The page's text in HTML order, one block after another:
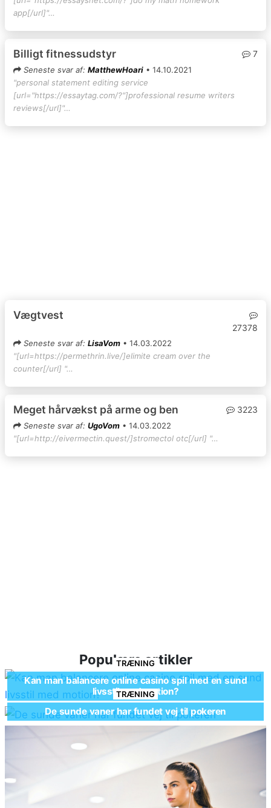
app[/url]"…
Billigt fitnessudstyr 7
Seneste svar af: MatthewHoari • 14.10.2021
"personal statement editing service
[url="https://essaytag.com/?"]professional resume writers
reviews[/url]"…
Vægtvest
27378
Seneste svar af: LisaVom • 14.03.2022
"[url=https://permethrin.live/]elimite cream over the
counter[/url] "…
Meget hårvækst på arme og ben 3223
Seneste svar af: UgoVom • 14.03.2022
"[url=http://eivermectin.quest/]stromectol otc[/url] "…
Populære artikler
TRÆNING
Kan man balancere online casino spil med en sund
livsstil med motion?
TRÆNING
De sunde vaner har fundet vej til pokeren